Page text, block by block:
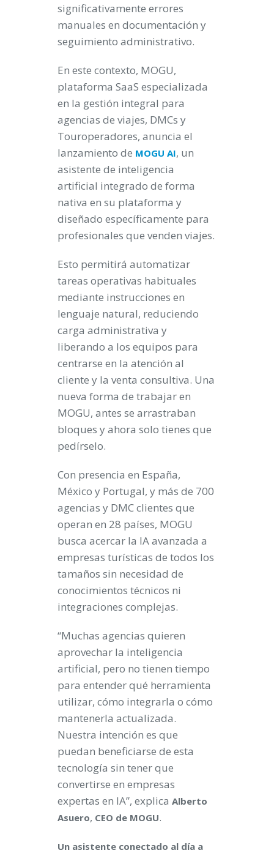
significativamente errores
manuales en documentación y
seguimiento administrativo.
En este contexto, MOGU,
plataforma SaaS especializada
en la gestión integral para
agencias de viajes, DMCs y
Touroperadores, anuncia el
lanzamiento de MOGU AI, un
asistente de inteligencia
artificial integrado de forma
nativa en su plataforma y
diseñado específicamente para
profesionales que venden viajes.
Esto permitirá automatizar
tareas operativas habituales
mediante instrucciones en
lenguaje natural, reduciendo
carga administrativa y
liberando a los equipos para
centrarse en la atención al
cliente y la venta consultiva. Una
nueva forma de trabajar en
MOGU, antes se arrastraban
bloques y ahora solo tienes que
pedírselo.
Con presencia en España,
México y Portugal, y más de 700
agencias y DMC clientes que
operan en 28 países, MOGU
busca acercar la IA avanzada a
empresas turísticas de todos los
tamaños sin necesidad de
conocimientos técnicos ni
integraciones complejas.
“Muchas agencias quieren
aprovechar la inteligencia
artificial, pero no tienen tiempo
para entender qué herramienta
utilizar, cómo integrarla o cómo
mantenerla actualizada.
Nuestra intención es que
puedan beneficiarse de esta
tecnología sin tener que
convertirse en empresas
expertas en IA”, explica Alberto
Asuero, CEO de MOGU.
Un asistente conectado al día a